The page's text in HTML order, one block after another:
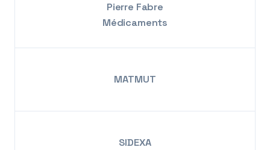
Pierre Fabre
Médicaments
MATMUT
SIDEXA